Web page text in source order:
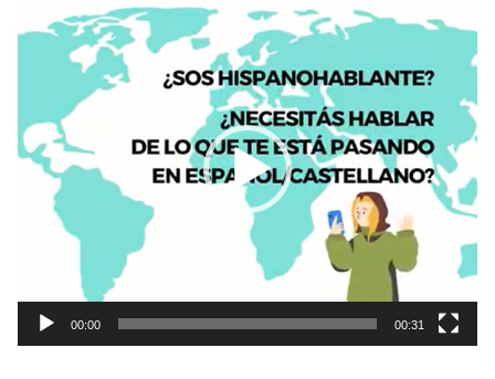
e
d
d
00:00 00:31